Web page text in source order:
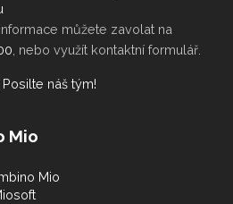
můžete zavolat na
, nebo využít kontaktní formulář.
Posilte náš tým!
Mio
Mio